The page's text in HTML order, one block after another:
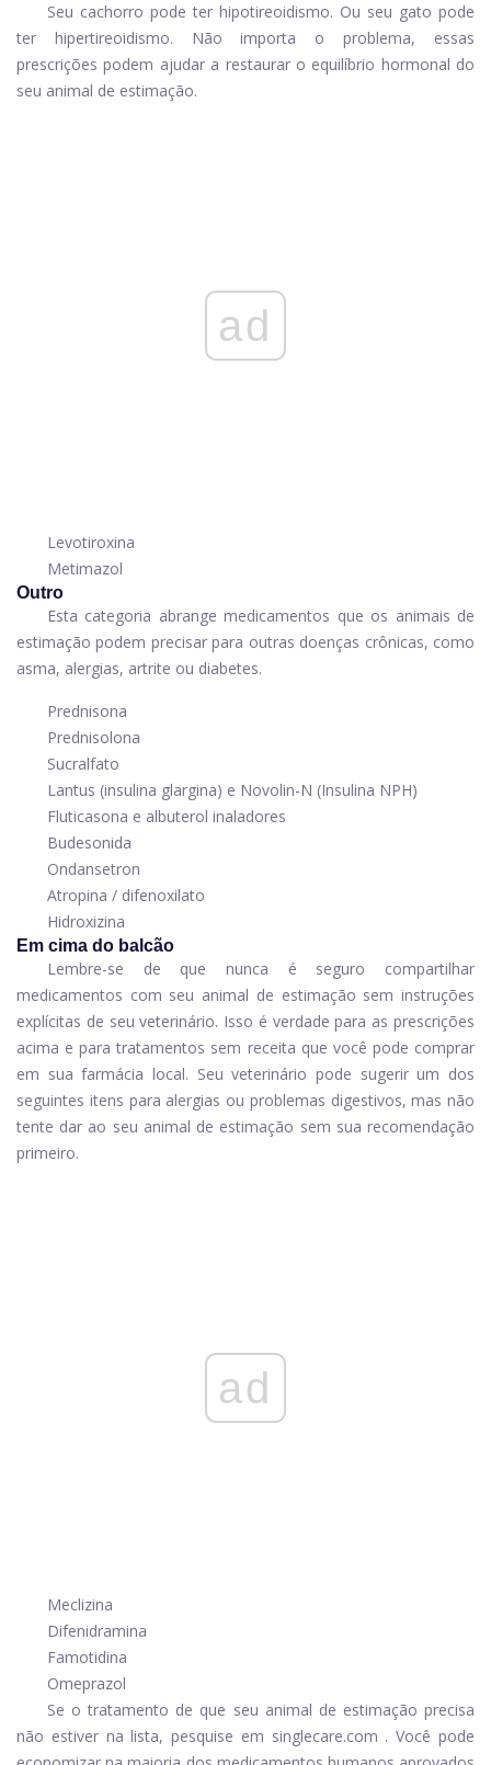
Seu cachorro pode ter hipotireoidismo. Ou seu gato pode
ter hipertireoidismo. Não importa o problema, essas
prescrições podem ajudar a restaurar o equilíbrio hormonal do
seu animal de estimação.
ad
Levotiroxina
Metimazol
Outro
Esta categoria abrange medicamentos que os animais de
estimação podem precisar para outras doenças crônicas, como
asma, alergias, artrite ou diabetes.
Prednisona
Prednisolona
Sucralfato
Lantus (insulina glargina) e Novolin-N (Insulina NPH)
Fluticasona e albuterol inaladores
Budesonida
Ondansetron
Atropina / difenoxilato
Hidroxizina
Em cima do balcão
Lembre-se de que nunca é seguro compartilhar
medicamentos com seu animal de estimação sem instruções
explícitas de seu veterinário. Isso é verdade para as prescrições
acima e para tratamentos sem receita que você pode comprar
em sua farmácia local. Seu veterinário pode sugerir um dos
seguintes itens para alergias ou problemas digestivos, mas não
tente dar ao seu animal de estimação sem sua recomendação
primeiro.
ad
Meclizina
Difenidramina
Famotidina
Omeprazol
Se o tratamento de que seu animal de estimação precisa
não estiver na lista, pesquise em singlecare.com . Você pode